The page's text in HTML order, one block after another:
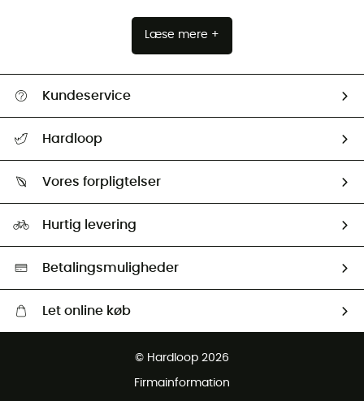
Læse mere +
Kundeservice
Returnering & Tilbagebetaling
Hardloop
Our ambassadors
Vores forpligtelser
Second hand
HardGreen Udvalg
Hurtig levering
Betalingsmuligheder
Let online køb
Gratis retur inden for 100 dage
© Hardloop 2026
Firmainformation